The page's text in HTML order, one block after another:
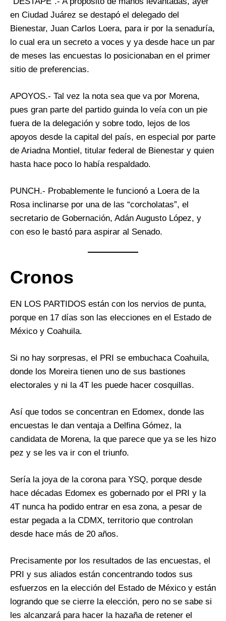
en Ciudad Juárez se destapó el delegado del
Bienestar, Juan Carlos Loera, para ir por la senaduría,
lo cual era un secreto a voces y ya desde hace un par
de meses las encuestas lo posicionaban en el primer
sitio de preferencias.
APOYOS.- Tal vez la nota sea que va por Morena,
pues gran parte del partido guinda lo veía con un pie
fuera de la delegación y sobre todo, lejos de los
apoyos desde la capital del país, en especial por parte
de Ariadna Montiel, titular federal de Bienestar y quien
hasta hace poco lo había respaldado.
PUNCH.- Probablemente le funcionó a Loera de la
Rosa inclinarse por una de las “corcholatas”, el
secretario de Gobernación, Adán Augusto López, y
con eso le bastó para aspirar al Senado.
Cronos
EN LOS PARTIDOS están con los nervios de punta,
porque en 17 días son las elecciones en el Estado de
México y Coahuila.
Si no hay sorpresas, el PRI se embuchaca Coahuila,
donde los Moreira tienen uno de sus bastiones
electorales y ni la 4T les puede hacer cosquillas.
Así que todos se concentran en Edomex, donde las
encuestas le dan ventaja a Delfina Gómez, la
candidata de Morena, la que parece que ya se les hizo
pez y se les va ir con el triunfo.
Sería la joya de la corona para YSQ, porque desde
hace décadas Edomex es gobernado por el PRI y la
4T nunca ha podido entrar en esa zona, a pesar de
estar pegada a la CDMX, territorio que controlan
desde hace más de 20 años.
Precisamente por los resultados de las encuestas, el
PRI y sus aliados están concentrando todos sus
esfuerzos en la elección del Estado de México y están
logrando que se cierre la elección, pero no se sabe si
les alcanzará para hacer la hazaña de retener el